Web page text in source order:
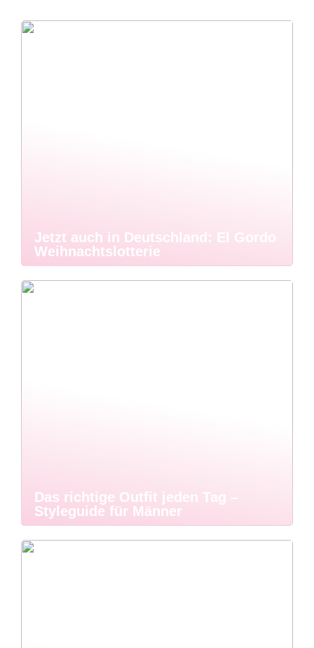
Jetzt auch in Deutschland: El Gordo
Weihnachtslotterie
Das richtige Outfit jeden Tag –
Styleguide für Männer